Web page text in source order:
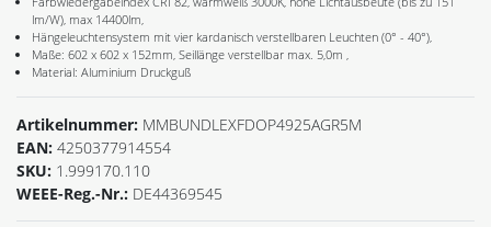
lm/W), max 14400lm,
Hängeleuchtensystem mit vier kardanisch verstellbaren Leuchten (0° - 40°),
Maße: 602 x 602 x 152mm, Seillänge verstellbar max. 5,0m ,
Material: Aluminium Druckguß
Artikelnummer: MMBUNDLEXFDOP4925AGR5M
EAN: 4250377914554
SKU: 1.999170.110
WEEE-Reg.-Nr.: DE44369545